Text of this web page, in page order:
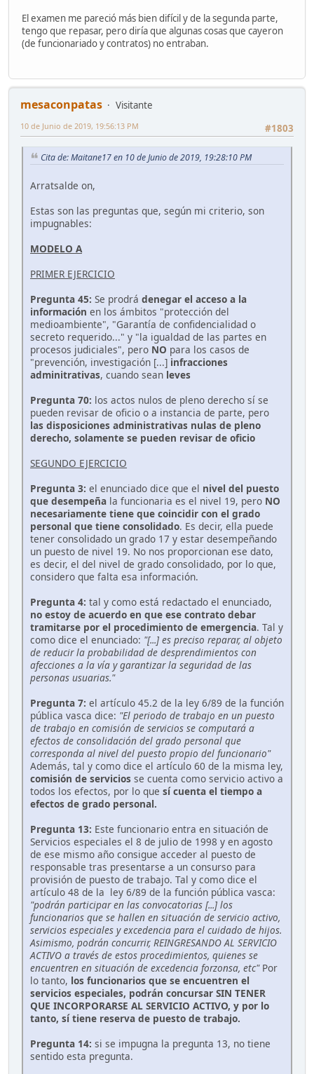
El examen me pareció más bien difícil y de la segunda parte,
tengo que repasar, pero diría que algunas cosas que cayeron
(de funcionariado y contratos) no entraban.
mesaconpatas
Visitante
#1803
10 de Junio de 2019, 19:56:13 PM
Cita de: Maitane17 en 10 de Junio de 2019, 19:28:10 PM
Arratsalde on,
Estas son las preguntas que, según mi criterio, son
impugnables:
MODELO A
PRIMER EJERCICIO
Pregunta 45: Se prodrá denegar el acceso a la
información en los ámbitos "protección del
medioambiente", "Garantía de confidencialidad o
secreto requerido..." y "la igualdad de las partes en
procesos judiciales", pero NO para los casos de
"prevención, investigación [...] infracciones
adminitrativas, cuando sean leves
Pregunta 70: los actos nulos de pleno derecho sí se
pueden revisar de oficio o a instancia de parte, pero
las disposiciones administrativas nulas de pleno
derecho, solamente se pueden revisar de oficio
SEGUNDO EJERCICIO
Pregunta 3: el enunciado dice que el nivel del puesto
que desempeña la funcionaria es el nivel 19, pero NO
necesariamente tiene que coincidir con el grado
personal que tiene consolidado. Es decir, ella puede
tener consolidado un grado 17 y estar desempeñando
un puesto de nivel 19. No nos proporcionan ese dato,
es decir, el del nivel de grado consolidado, por lo que,
considero que falta esa información.
Pregunta 4: tal y como está redactado el enunciado,
no estoy de acuerdo en que ese contrato debar
tramitarse por el procedimiento de emergencia. Tal y
como dice el enunciado: "[...] es preciso reparar, al objeto
de reducir la probabilidad de desprendimientos con
afecciones a la vía y garantizar la seguridad de las
personas usuarias."
Pregunta 7: el artículo 45.2 de la ley 6/89 de la función
pública vasca dice: "El periodo de trabajo en un puesto
de trabajo en comisión de servicios se computará a
efectos de consolidación del grado personal que
corresponda al nivel del puesto propio del funcionario"
Además, tal y como dice el artículo 60 de la misma ley,
comisión de servicios se cuenta como servicio activo a
todos los efectos, por lo que sí cuenta el tiempo a
efectos de grado personal.
Pregunta 13: Este funcionario entra en situación de
Servicios especiales el 8 de julio de 1998 y en agosto
de ese mismo año consigue acceder al puesto de
responsable tras presentarse a un consurso para
provisión de puesto de trabajo. Tal y como dice el
artículo 48 de la ley 6/89 de la función pública vasca:
"podrán participar en las convocatorias [...] los
funcionarios que se hallen en situación de servicio activo,
servicios especiales y excedencia para el cuidado de hijos.
Asimismo, podrán concurrir, REINGRESANDO AL SERVICIO
ACTIVO a través de estos procedimientos, quienes se
encuentren en situación de excedencia forzonsa, etc"Por
lo tanto, los funcionarios que se encuentren el
servicios especiales, podrán concursar SIN TENER
QUE INCORPORARSE AL SERVICIO ACTIVO, y por lo
tanto, sí tiene reserva de puesto de trabajo.
Pregunta 14: si se impugna la pregunta 13, no tiene
sentido esta pregunta.